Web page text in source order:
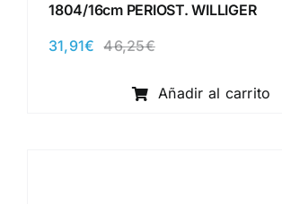
1804/16cm PERIOST. WILLIGER
46,25€El
original
era:
31,91€
El
actual
es:
Añadir al carrito